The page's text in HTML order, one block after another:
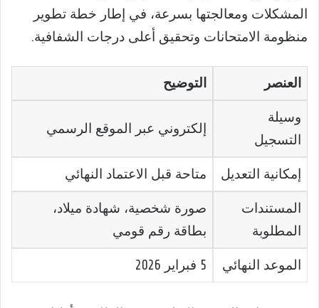
المشكلات ومعالجتها بسرعة، في إطار خطة تطوير
منظومة الامتحانات وتحقيق أعلى درجات الشفافية.
العنصر التوضيح
وسيلة
التسجيل
إلكتروني عبر الموقع الرسمي
إمكانية التعديل متاحة قبل الاعتماد النهائي
المستندات
المطلوبة
صورة شخصية، شهادة ميلاد،
بطاقة رقم قومي
الموعد النهائي 5 فبراير 2026